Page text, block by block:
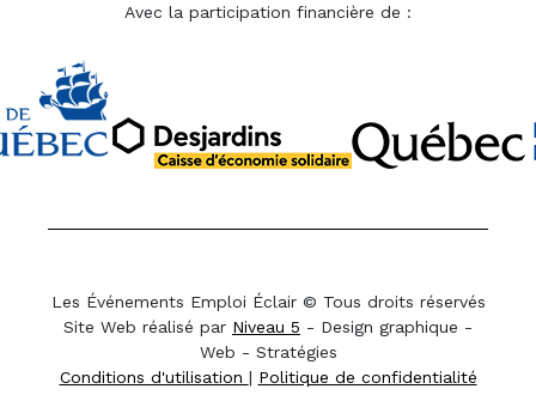
Avec la participation financière de :
Les Événements Emploi Éclair © Tous droits réservés
Site Web réalisé par Niveau 5 - Design graphique -
Web - Stratégies
Conditions d'utilisation | Politique de confidentialité